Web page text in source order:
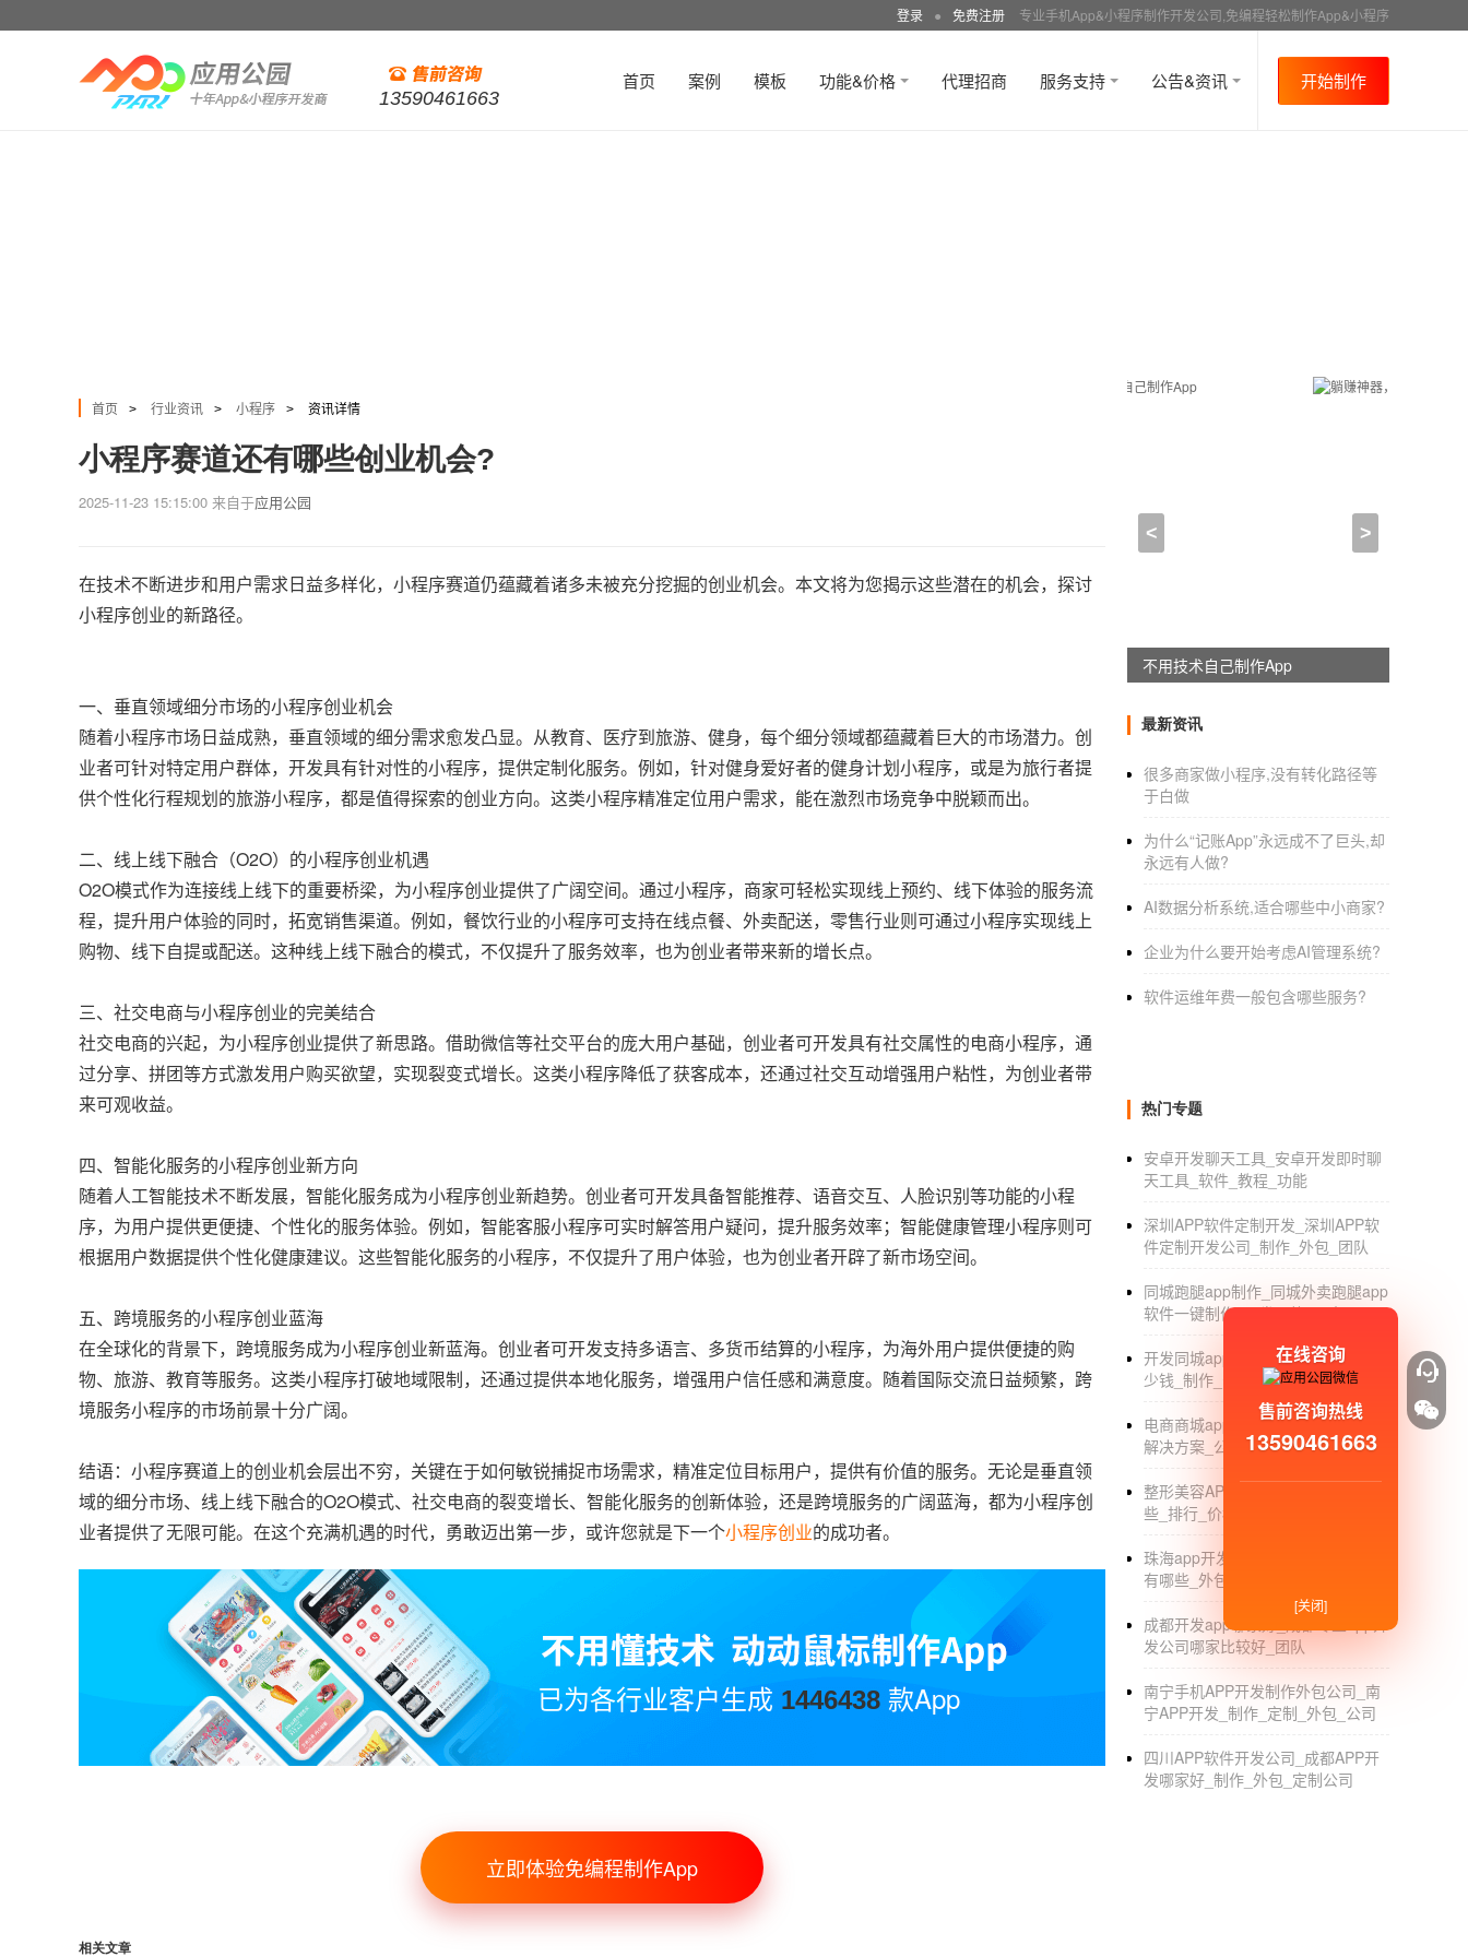
登录 ● 免费注册 专业手机App&小程序制作开发公司,免编程轻松制作App&小程序
13590461663
首页 案例 模板 功能&价格 代理招商 服务支持 公告&资讯 开始制作
首页 > 行业资讯 > 小程序 > 资讯详情
小程序赛道还有哪些创业机会?
2025-11-23 15:15:00 来自于应用公园
在技术不断进步和用户需求日益多样化，小程序赛道仍蕴藏着诸多未被充分挖掘的创业机会。本文将为您揭示这些潜在的机会，探讨
小程序创业的新路径。
一、垂直领域细分市场的小程序创业机会
随着小程序市场日益成熟，垂直领域的细分需求愈发凸显。从教育、医疗到旅游、健身，每个细分领域都蕴藏着巨大的市场潜力。创
业者可针对特定用户群体，开发具有针对性的小程序，提供定制化服务。例如，针对健身爱好者的健身计划小程序，或是为旅行者提
供个性化行程规划的旅游小程序，都是值得探索的创业方向。这类小程序精准定位用户需求，能在激烈市场竞争中脱颖而出。
二、线上线下融合（O2O）的小程序创业机遇
O2O模式作为连接线上线下的重要桥梁，为小程序创业提供了广阔空间。通过小程序，商家可轻松实现线上预约、线下体验的服务流
程，提升用户体验的同时，拓宽销售渠道。例如，餐饮行业的小程序可支持在线点餐、外卖配送，零售行业则可通过小程序实现线上
购物、线下自提或配送。这种线上线下融合的模式，不仅提升了服务效率，也为创业者带来新的增长点。
三、社交电商与小程序创业的完美结合
社交电商的兴起，为小程序创业提供了新思路。借助微信等社交平台的庞大用户基础，创业者可开发具有社交属性的电商小程序，通
过分享、拼团等方式激发用户购买欲望，实现裂变式增长。这类小程序降低了获客成本，还通过社交互动增强用户粘性，为创业者带
来可观收益。
四、智能化服务的小程序创业新方向
随着人工智能技术不断发展，智能化服务成为小程序创业新趋势。创业者可开发具备智能推荐、语音交互、人脸识别等功能的小程
序，为用户提供更便捷、个性化的服务体验。例如，智能客服小程序可实时解答用户疑问，提升服务效率；智能健康管理小程序则可
根据用户数据提供个性化健康建议。这些智能化服务的小程序，不仅提升了用户体验，也为创业者开辟了新市场空间。
五、跨境服务的小程序创业蓝海
在全球化的背景下，跨境服务成为小程序创业新蓝海。创业者可开发支持多语言、多货币结算的小程序，为海外用户提供便捷的购
物、旅游、教育等服务。这类小程序打破地域限制，还通过提供本地化服务，增强用户信任感和满意度。随着国际交流日益频繁，跨
境服务小程序的市场前景十分广阔。
结语：小程序赛道上的创业机会层出不穷，关键在于如何敏锐捕捉市场需求，精准定位目标用户，提供有价值的服务。无论是垂直领
域的细分市场、线上线下融合的O2O模式、社交电商的裂变增长、智能化服务的创新体验，还是跨境服务的广阔蓝海，都为小程序创
业者提供了无限可能。在这个充满机遇的时代，勇敢迈出第一步，或许您就是下一个小程序创业的成功者。
已为各行业客户生成 1446438 款App
立即体验免编程制作App
相关文章
< >
躺赚神器，淘宝客系统全新上线
最新资讯
很多商家做小程序,没有转化路径等
于白做
为什么“记账App”永远成不了巨头,却
永远有人做?
AI数据分析系统,适合哪些中小商家?
企业为什么要开始考虑AI管理系统?
软件运维年费一般包含哪些服务?
热门专题
安卓开发聊天工具_安卓开发即时聊
天工具_软件_教程_功能
深圳APP软件定制开发_深圳APP软
件定制开发公司_制作_外包_团队
同城跑腿app制作_同城外卖跑腿app
软件一键制作_开发价格_平台
开发同城app_做一个app开发大约多
少钱_制作_公司
电商商城app开发_移动电商app开发
解决方案_公司
整形美容APP开发_美容APP都有哪
些_排行_价格
珠海app开发公司_珠海app开发公司
有哪些_外包制作_排名
成都开发app哪家好_成都专业app开
发公司哪家比较好_团队
南宁手机APP开发制作外包公司_南
宁APP开发_制作_定制_外包_公司
四川APP软件开发公司_成都APP开
发哪家好_制作_外包_定制公司
在线咨询
售前咨询热线
13590461663
[关闭]